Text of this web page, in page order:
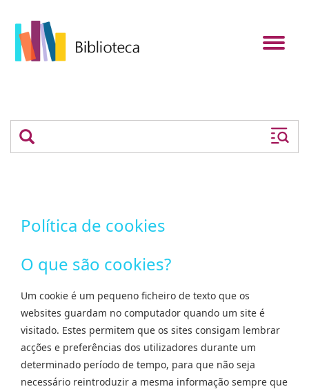
Toggle
Política de cookies
O que são cookies?
Um cookie é um pequeno ficheiro de texto que os
websites guardam no computador quando um site é
visitado. Estes permitem que os sites consigam lembrar
acções e preferências dos utilizadores durante um
determinado período de tempo, para que não seja
necessário reintroduzir a mesma informação sempre que